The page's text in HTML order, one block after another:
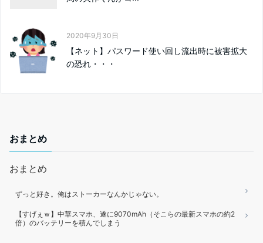
2020年9月30日
【ネット】パスワード使い回し流出時に被害拡大
の恐れ・・・
おまとめ
おまとめ
ずっと好き。俺はストーカーなんかじゃない。
【すげぇｗ】中華スマホ、遂に9070mAh（そこらの最新スマホの約2
倍）のバッテリーを積んでしまう